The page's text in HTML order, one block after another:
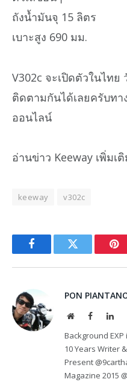
ถังน้ำมันจุ 15 ลิตร
เบาะสูง 690 มม.
V302c จะเปิดตัวในไทย
ติดตามกันได้เลยครับทา
ออนไลน์
อ่านข่าว Keeway เพิ่มเ
keeway v302c
FacebookTwitter
PON
WebsiteFacebook
Background
10 Years Writer
Present
Magazine 2015